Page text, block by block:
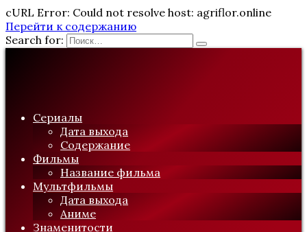
cURL Error: Could not resolve host: agriflor.online
Перейти к содержанию
Search for:
Сериалы
Дата выхода
Содержание
Фильмы
Название фильма
Мультфильмы
Дата выхода
Аниме
Знаменитости